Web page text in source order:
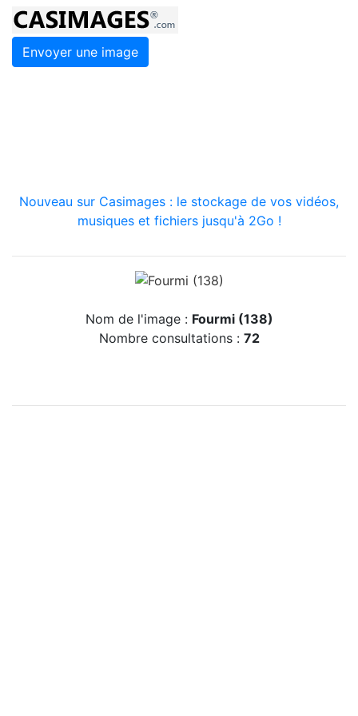
Envoyer une image
Nouveau sur Casimages : le stockage de vos vidéos,
musiques et fichiers jusqu'à 2Go !
Nom de l'image : Fourmi (138)
Nombre consultations : 72